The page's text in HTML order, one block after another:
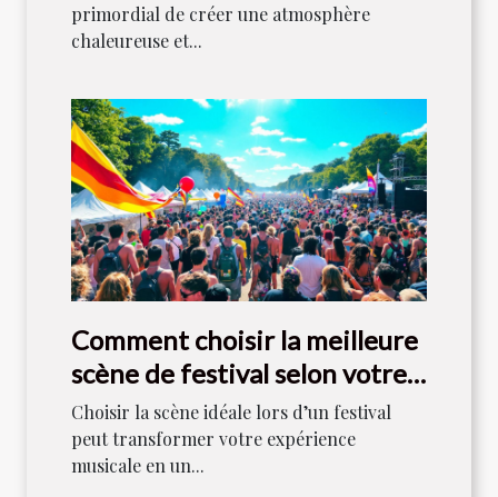
primordial de créer une atmosphère
chaleureuse et...
Comment choisir la meilleure
scène de festival selon votre
style musical ?
Choisir la scène idéale lors d’un festival
peut transformer votre expérience
musicale en un...